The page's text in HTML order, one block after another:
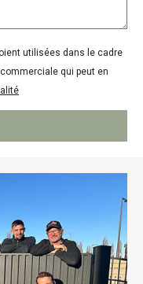
utilisées dans le cadre
qui peut en